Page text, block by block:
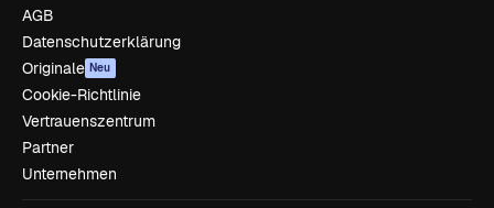
AGB
Datenschutzerklärung
Originale Neu
Cookie-Richtlinie
Vertrauenszentrum
Partner
Unternehmen